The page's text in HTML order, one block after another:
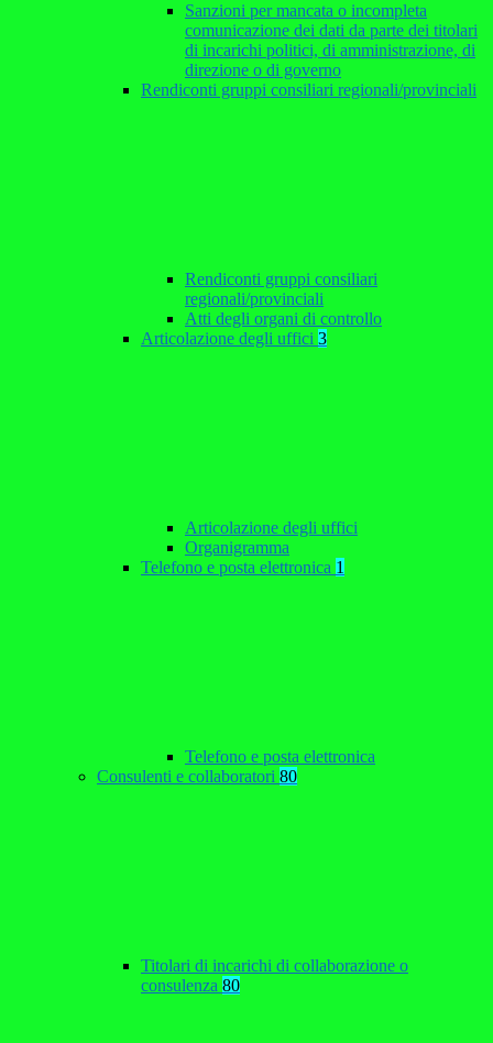
Sanzioni per mancata o incompleta
comunicazione dei dati da parte dei titolari
di incarichi politici, di amministrazione, di
direzione o di governo
Rendiconti gruppi consiliari regionali/provinciali
Rendiconti gruppi consiliari
regionali/provinciali
Atti degli organi di controllo
Articolazione degli uffici 3
Articolazione degli uffici
Organigramma
Telefono e posta elettronica 1
Telefono e posta elettronica
Consulenti e collaboratori 80
Titolari di incarichi di collaborazione o
consulenza 80